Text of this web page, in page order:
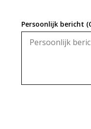
Persoonlijk bericht